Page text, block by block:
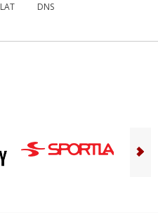
LAT DNS